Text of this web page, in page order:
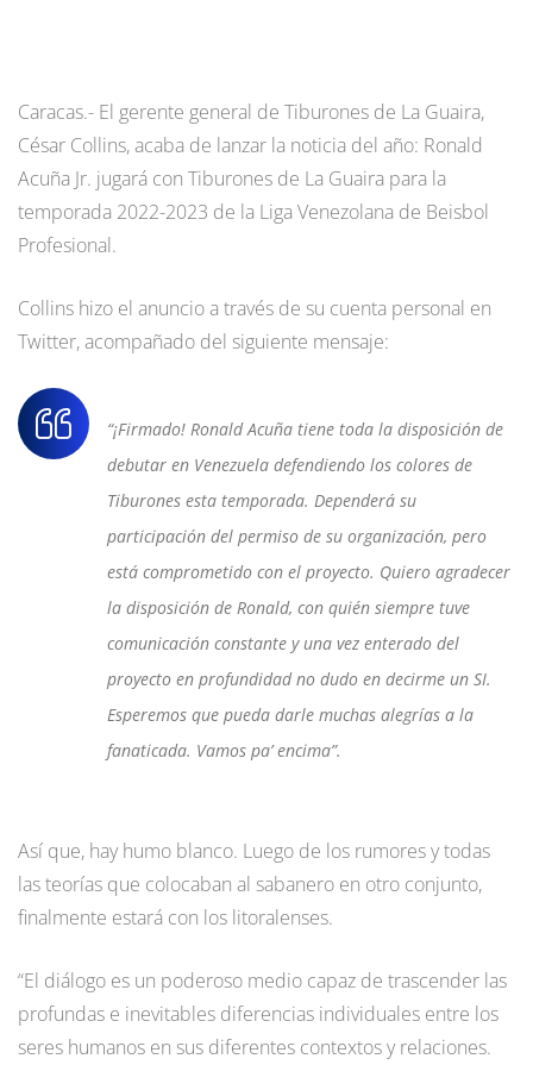
Caracas.- El gerente general de Tiburones de La Guaira,
César Collins, acaba de lanzar la noticia del año: Ronald
Acuña Jr. jugará con Tiburones de La Guaira para la
temporada 2022-2023 de la Liga Venezolana de Beisbol
Profesional.
Collins hizo el anuncio a través de su cuenta personal en
Twitter, acompañado del siguiente mensaje:
“¡Firmado! Ronald Acuña tiene toda la disposición de
debutar en Venezuela defendiendo los colores de
Tiburones esta temporada. Dependerá su
participación del permiso de su organización, pero
está comprometido con el proyecto. Quiero agradecer
la disposición de Ronald, con quién siempre tuve
comunicación constante y una vez enterado del
proyecto en profundidad no dudo en decirme un SI.
Esperemos que pueda darle muchas alegrías a la
fanaticada. Vamos pa’ encima”.
Así que, hay humo blanco. Luego de los rumores y todas
las teorías que colocaban al sabanero en otro conjunto,
finalmente estará con los litoralenses.
“El diálogo es un poderoso medio capaz de trascender las
profundas e inevitables diferencias individuales entre los
seres humanos en sus diferentes contextos y relaciones.